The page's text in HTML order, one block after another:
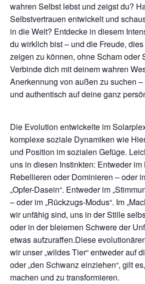
wahren Selbst lebst und zeigst du?
Selbstvertrauen entwickelt und
in die Welt? Entdecke in diesem
du wirklich bist – und die Freude,
zeigen zu können, ohne Scham oder
Verbinde dich mit deinem wahren
Anerkennung von außen zu suchen
und authentisch auf deine ganz
Die Evolution entwickelte im
komplexe soziale Dynamiken wie
und Position im sozialen Gefüge.
uns in diesen Instinkten: Entweder im
Rebellieren oder Dominieren – oder
„Opfer-Dasein“. Entweder im
– oder im „Rückzugs-Modus“. Im
wir unfähig sind, uns in der Stille
oder in der bleiernen Schwere der
etwas aufzuraffen.Diese
wir unser „wildes Tier“ entweder auf
oder „den Schwanz einziehen“, gilt
machen und zu transformieren.